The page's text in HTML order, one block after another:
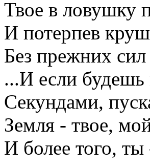
Твое в ловушку
И потерпев
Без прежних
...И если будешь
Секундами,
Земля - твое,
И более того,